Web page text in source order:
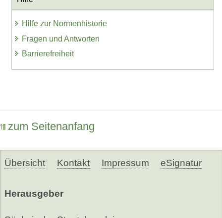
Hilfe zur Normenhistorie
Fragen und Antworten
Barrierefreiheit
zum Seitenanfang
Übersicht Kontakt Impressum eSignatur
Herausgeber